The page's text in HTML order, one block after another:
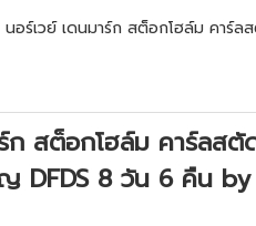
นอร์เวย์ เดนมาร์ก สต็อกโฮล์ม คา
ร์ก สต็อกโฮล์ม คาร์ล
DFDS 8 วัน 6 คืน by